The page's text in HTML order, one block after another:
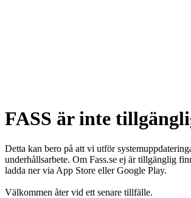
FASS är inte
Detta kan bero på att vi utför
underhållsarbete. Om Fass.se ej är tillgänglig
ladda ner via App Store eller Google Play.
Välkommen åter vid ett senare tillfälle.